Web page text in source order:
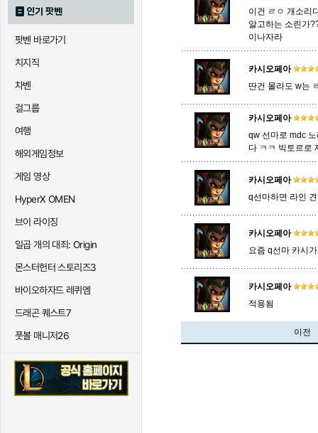
인기 팟벤
팟벤 바로가기
치지직
차벤
걸그룹
여행
해외게임정보
게임 영상
HyperX OMEN
브이 라이징
일곱 개의 대죄: Origin
몬스터헌터 스토리즈3
바이오하자드 레퀴엠
드래곤 퀘스트7
풋볼 매니저26
이건 ㄹㅇ 개소리
알고하는 소린가
이나자라
카시오페아
딴건 몰라도 w는
카시오페아
qw 선마로 mdc
다 ㅋㅋ 빅토르로
카시오페아
q선마하면 라인
카시오페아
요즘 q선마 카시
카시오페아
적용됨
이전